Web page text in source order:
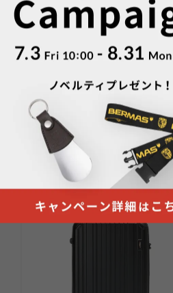
HERITAGEⅢ
No.60545：フレーム92L 66cm
5泊以上
詳細を見る
5.00（3）